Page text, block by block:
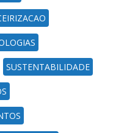
SUSTENTABILIDADE